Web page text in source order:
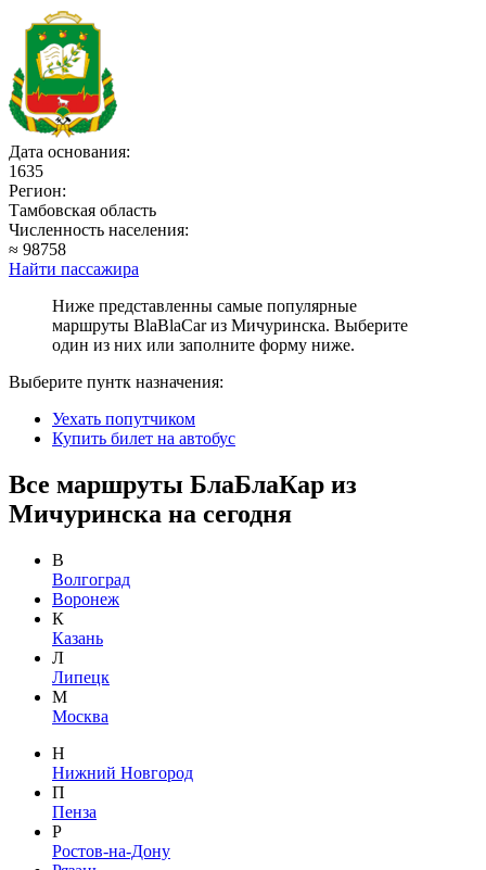
Дата основания:
1635
Регион:
Тамбовская область
Численность населения:
≈ 98758
Найти пассажира
Ниже представленны самые популярные
маршруты BlaBlaCar из Мичуринска. Выберите
один из них или заполните форму ниже.
Выберите пунтк назначения:
Уехать попутчиком
Купить билет на автобус
Все маршруты БлаБлаКар из
Мичуринска на сегодня
В
Волгоград
Воронеж
К
Казань
Л
Липецк
М
Москва
Н
Нижний Новгород
П
Пенза
Р
Ростов-на-Дону